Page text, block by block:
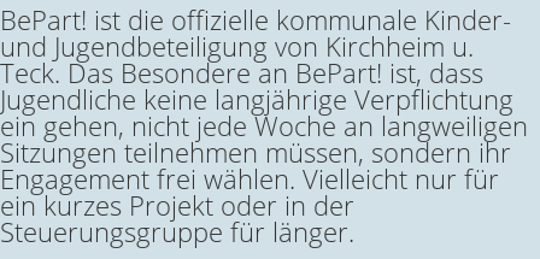
BePart! ist die offizielle kommunale Kinder-
und Jugendbeteiligung von Kirchheim u.
Teck. Das Besondere an BePart! ist, dass
Jugendliche keine langjährige Verpflichtung
ein gehen, nicht jede Woche an langweiligen
Sitzungen teilnehmen müssen, sondern ihr
Engagement frei wählen. Vielleicht nur für
ein kurzes Projekt oder in der
Steuerungsgruppe für länger.